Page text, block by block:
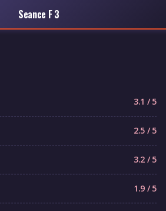
Seance F 3
3.1 / 5
2.5 / 5
3.2 / 5
1.9 / 5